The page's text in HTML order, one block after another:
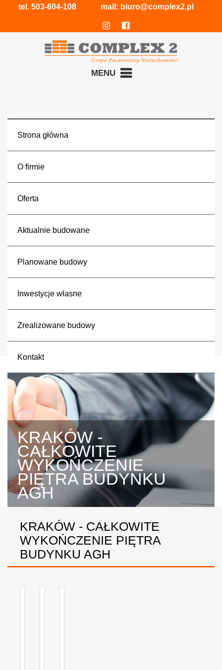
tel. 503-604-108 mail: biuro@complex2.pl
MENU
Strona główna
O firmie
Oferta
Aktualnie budowane
Planowane budowy
Inwestycje własne
Zrealizowane budowy
Kontakt
KRAKÓW -
CAŁKOWITE
WYKOŃCZENIE
PIĘTRA BUDYNKU
AGH
KRAKÓW - CAŁKOWITE
WYKOŃCZENIE PIĘTRA
BUDYNKU AGH